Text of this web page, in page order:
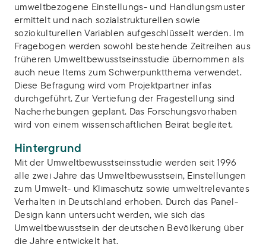
umweltbezogene Einstellungs- und Handlungsmuster
ermittelt und nach sozialstrukturellen sowie
soziokulturellen Variablen aufgeschlüsselt werden. Im
Fragebogen werden sowohl bestehende Zeitreihen aus
früheren Umweltbewusstseinsstudie übernommen als
auch neue Items zum Schwerpunktthema verwendet.
Diese Befragung wird vom Projektpartner infas
durchgeführt. Zur Vertiefung der Fragestellung sind
Nacherhebungen geplant. Das Forschungsvorhaben
wird von einem wissenschaftlichen Beirat begleitet.
Hintergrund
Mit der Umweltbewusstseinsstudie werden seit 1996
alle zwei Jahre das Umweltbewusstsein, Einstellungen
zum Umwelt- und Klimaschutz sowie umweltrelevantes
Verhalten in Deutschland erhoben. Durch das Panel-
Design kann untersucht werden, wie sich das
Umweltbewusstsein der deutschen Bevölkerung über
die Jahre entwickelt hat.